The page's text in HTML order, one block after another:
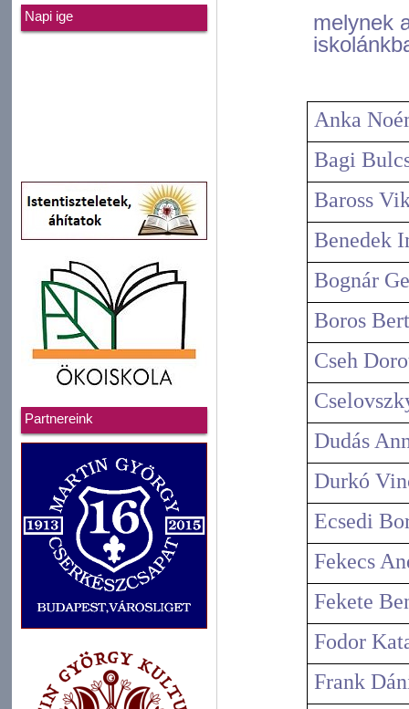
Napi ige
Partnereink
melynek
Anka
Bagi
Baross
Benedek
Bognár
Boros
Cseh
Dudás
Durkó
Ecsedi
Fekecs
Fekete
Fodor
Frank